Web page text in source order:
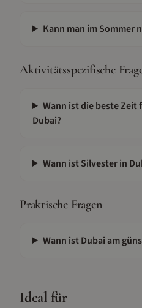
Kann man im Sommer
Aktivitätsspezifische
Wann ist die beste Zeit
Dubai?
Wann ist Silvester in
Praktische Fragen
Wann ist Dubai am
Ideal für